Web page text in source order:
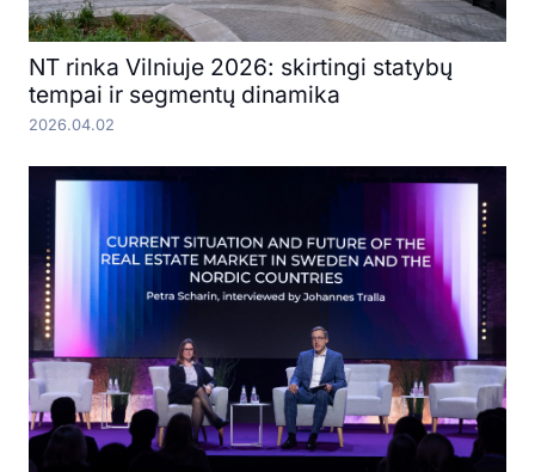
NT rinka Vilniuje 2026: skirtingi statybų
tempai ir segmentų dinamika
2026.04.02